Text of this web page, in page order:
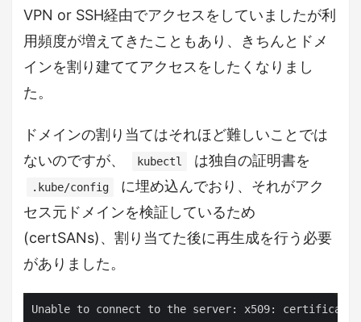
VPN or SSH経由でアクセスをしていましたが利
用頻度が増えてきたこともあり、きちんとドメ
インを割り建ててアクセスをしたくなりまし
た。
ドメインの割り当てはそれほど難しいことでは
ないのですが、
kubectl は独自の証明書を
.kube/config
に埋め込んでおり、それがアク
セス元ドメインを検証しているため
(certSANs)、割り当てた後に再生成を行う必要
がありました。